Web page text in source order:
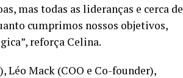
mas todas as lideranças e cerca de
cumprimos nossos objetivos,
reforça Celina.
Léo Mack (COO e Co-founder),